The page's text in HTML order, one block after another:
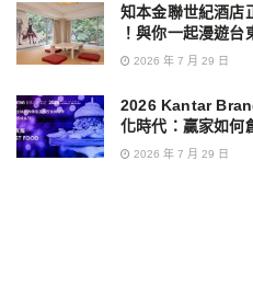
知本金聯世紀酒店
！與你一起漫遊台
2026 年 7 月 29 日
2026 Kantar
化時代：贏家如何
2026 年 7 月 29 日